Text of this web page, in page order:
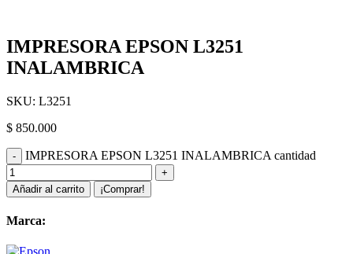
IMPRESORA EPSON L3251
INALAMBRICA
SKU: L3251
$ 850.000
IMPRESORA EPSON L3251 INALAMBRICA cantidad
Añadir al carrito ¡Comprar!
Marca: